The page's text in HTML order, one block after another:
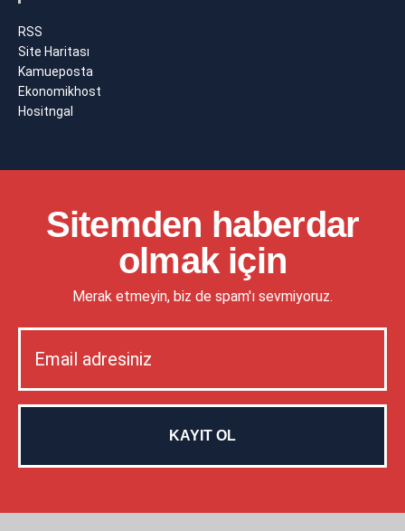
RSS
Site Haritası
Kamueposta
Ekonomikhost
Hositngal
Sitemden haberdar
olmak için
Merak etmeyin, biz de spam'ı sevmiyoruz.